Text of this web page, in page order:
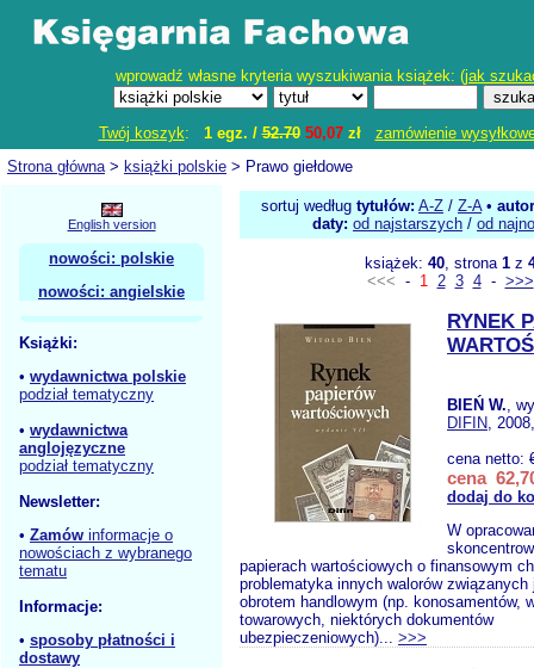
wprowadź własne kryteria wyszukiwania książek: (jak
Twój koszyk: 1 egz. /52.70 50,07zł
zamówienie
Strona główna> książki polskie > Prawo giełdowe
English version
nowości: polskie
nowości: angielskie
Książki:
• wydawnictwa polskie
podział tematyczny
• wydawnictwa
anglojęzyczne
podział tematyczny
Newsletter:
• Zamów informacje o
nowościach z wybranego
tematu
Informacje:
• sposoby płatności i
dostawy
sortuj według tytułów: A-Z / Z-A•
daty: od najstarszych / od
książek: 40, strona 1z
<<< - 1 2 3 4- >>>
RYNEK
BIEŃ W.,
DIFIN,
cena netto:
cena
dodaj do
W
papierach wartościowych o finansowym
problematyka innych walorów
obrotem handlowym (np. konosamentów,
towarowych, niektórych dokumentów
ubezpieczeniowych)... >>>